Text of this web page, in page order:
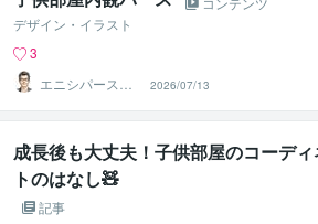
デザイン・イラスト
3
エニシパース（1
級建築士）
2026/07/13
成長後も大丈夫！子供部屋のコーデ
トのはなし🧸
記事